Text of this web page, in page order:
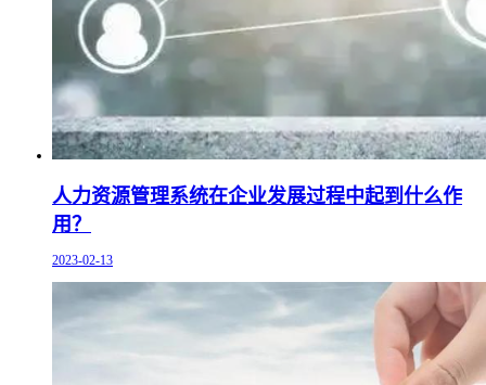
人力资源管理系统在企业发展过程中起到什么作
用？
2023-02-13